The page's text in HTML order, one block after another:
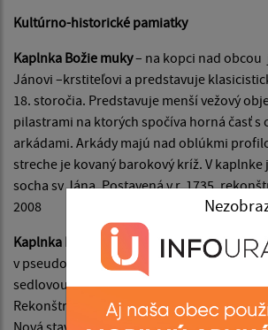
Kultúrno-historické pamiatky
Kaplnka Božie muky– na kopci nad obcou
Jánovi –krstiteľovi a predstavuje
18. storočia. Predstavuje menší vežový
pilastrami na ktorých spočíva horná časť s
arkádami. Arkády majú nad oblúkmi
streche je kovaný barokový kríž. V kaplnke
socha sv Jána. Postavená v r. 1735
2008
Kaplnka Krista –kráľa v obci postavená v
v pseudogotickom slohu. Ide o obdĺžnikovú
sedlovou strechou s malou predstavanou
Rekonštruovaná bola v rokoch 1989 a
Nová stavba s moderným architektonickým